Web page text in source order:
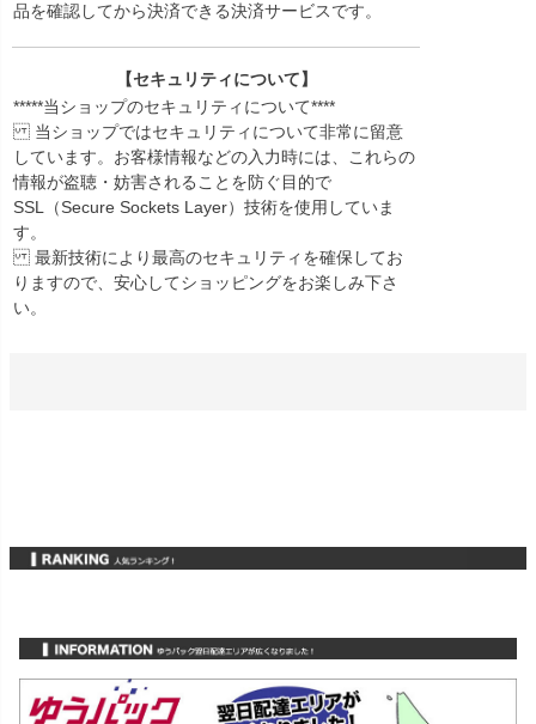
品を確認してから決済できる決済サービスです。
【セキュリティについて】
*****当ショップのセキュリティについて****
当ショップではセキュリティについて非常に留意
しています。お客様情報などの入力時には、これらの
情報が盗聴・妨害されることを防ぐ目的で
SSL（Secure Sockets Layer）技術を使用していま
す。
最新技術により最高のセキュリティを確保してお
りますので、安心してショッピングをお楽しみ下さ
い。